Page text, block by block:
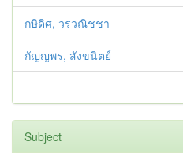
กษิดิศ, วรวณิชชา
กัญญพร, สังขนิตย์
Subject